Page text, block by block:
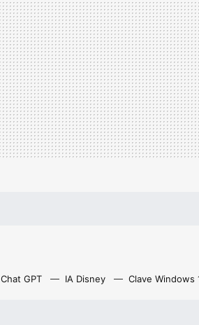
Chat GPT IA Disney Clave Windows